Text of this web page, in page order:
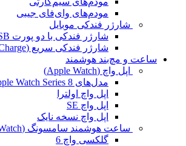
مودم‌های وای‌فای جیبی
شارژر فندکی موبایل
شارژر فندکی با دو پورت USB
شارژر فندکی سریع (Fast Charge)
ساعت و مچ‌بند هوشمند
اپل واچ (Apple Watch)
مدل‌های Apple Watch Series 8
اپل واچ اولترا
اپل واچ SE
اپل واچ نسخه نایک
ساعت هوشمند سامسونگ (Galaxy Watch)
گلکسی واچ 6